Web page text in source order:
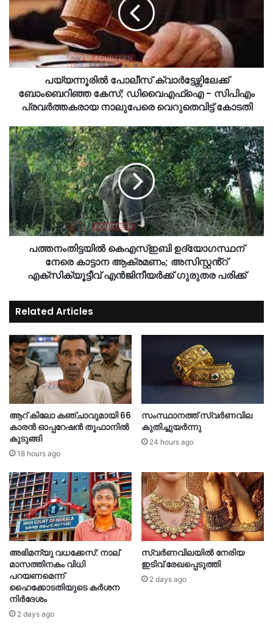
പയ്യന്നൂരിൽ പോലീസ് ക്വാർട്ടേഴ്സിലേക്ക്
ബോംബെറിഞ്ഞ കേസ്; ഡിവൈഎഫ്ഐ - സിപിഎം
പ്രവർത്തകരായ നാലുപേരെ വെറുതെവിട്ട് കോടതി
പത്തനംതിട്ടയിൽ കെഎസ്ഇബി ഉദ്യോഗസ്ഥന്
നേരെ കാട്ടാന ആക്രമണം; അസിസ്റ്റൻ്റ്
എക്സിക്യൂട്ടീവ് എൻജിനീയർക്ക് ഗുരുതര പരിക്ക്
Related Articles
ആറ് കിലോ കഞ്ചാവുമായി 66
കാരൻ ഓപ്പറേഷൻ തൂഫാനിൽ
കുടുങ്ങി
18 hours ago
സംസ്ഥാനത്ത് സ്വർണവില
കുതിച്ചുയർന്നു
24 hours ago
അഭിമന്യു വധക്കേസ്: നാല്
മാസത്തിനകം വിധി
പറയണമെന്ന്
ഹൈക്കോടതിയുടെ കർശന
നിർദേശം
2 days ago
സ്വർണവിലയിൽ നേരിയ
ഇടിവ് രേഖപ്പെടുത്തി
2 days ago